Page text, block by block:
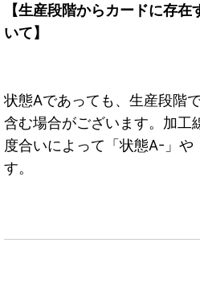
【生産段階からカードに存
いて】
状態Aであっても、生産段階
含む場合がございます。加工
度合いによって「状態A-」や
す。